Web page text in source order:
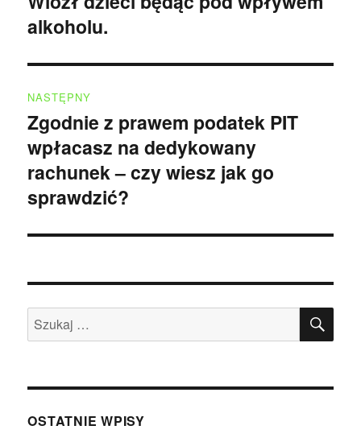
wpis:
alkoholu.
NASTĘPNY
Następny
wpis:
Zgodnie z prawem podatek PIT
wpłacasz na dedykowany
rachunek – czy wiesz jak go
sprawdzić?
Szukaj:
OSTATNIE WPISY